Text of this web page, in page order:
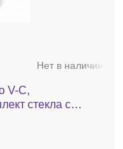
Нет в наличии
V-С,
стекла c